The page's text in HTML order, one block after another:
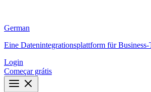
German
Eine Datenintegrationsplattform für Business-
Login
Começar grátis